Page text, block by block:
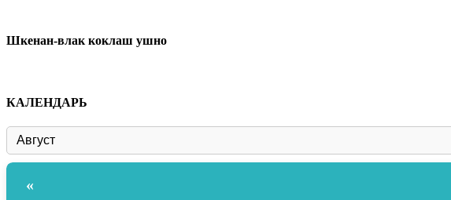
Шкенан-влак коклаш ушно
КАЛЕНДАРЬ
«